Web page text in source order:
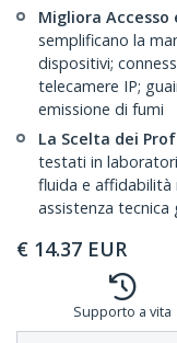
Migliora Accesso
semplificano la
dispositivi;
telecamere IP;
emissione di fumi
La Scelta dei
testati in
fluida e affidabilità
assistenza
€ 14.37 EUR
Supporto a vita